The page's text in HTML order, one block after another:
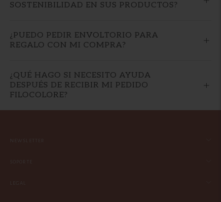
SOSTENIBILIDAD EN SUS PRODUCTOS?
¿PUEDO PEDIR ENVOLTORIO PARA
REGALO CON MI COMPRA?
¿QUÉ HAGO SI NECESITO AYUDA
DESPUÉS DE RECIBIR MI PEDIDO
FILOCOLORE?